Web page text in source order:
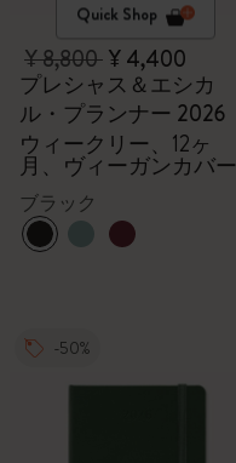
Quick Shop
¥ 8,800¥ 4,400
プレシャス＆エシカ
ル・プランナー 2026
ウィークリー、12ヶ
月、ヴィーガンカバー
ブラック
-50%